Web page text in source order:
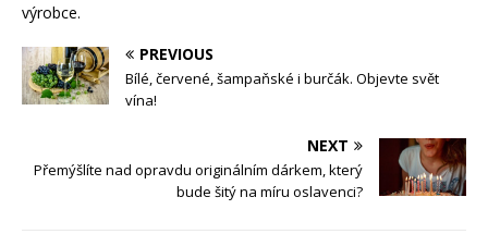
výrobce.
PREVIOUS
Bílé, červené, šampaňské i burčák. Objevte svět
vína!
NEXT
Přemýšlíte nad opravdu originálním dárkem, který
bude šitý na míru oslavenci?